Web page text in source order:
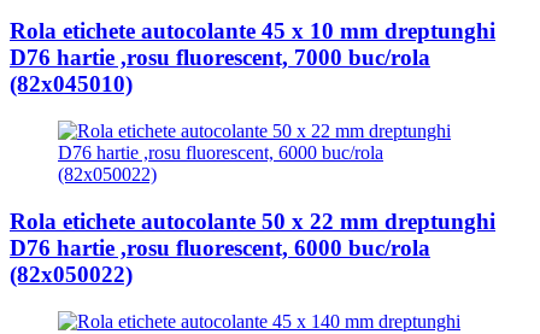
Rola etichete autocolante 45 x 10 mm dreptunghi
D76 hartie ,rosu fluorescent, 7000 buc/rola
(82x045010)
Rola etichete autocolante 50 x 22 mm dreptunghi
D76 hartie ,rosu fluorescent, 6000 buc/rola
(82x050022)